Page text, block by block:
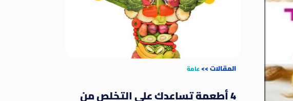
المقالات>>عامة
4 أطعمة تساعدك على التخلص من